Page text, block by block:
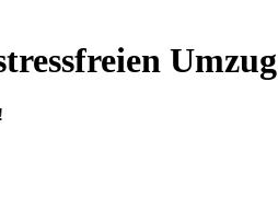
Umzug